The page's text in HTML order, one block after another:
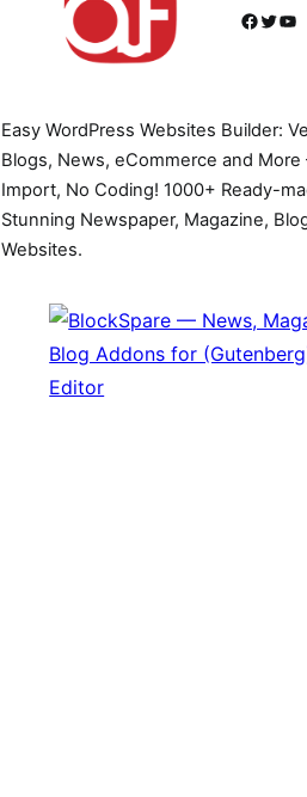
Facebook Twitter YouTube
Easy WordPress Websites Builder:
Blogs, News, eCommerce and More
Import, No Coding! 1000+ Ready-
Stunning Newspaper, Magazine,
Websites.